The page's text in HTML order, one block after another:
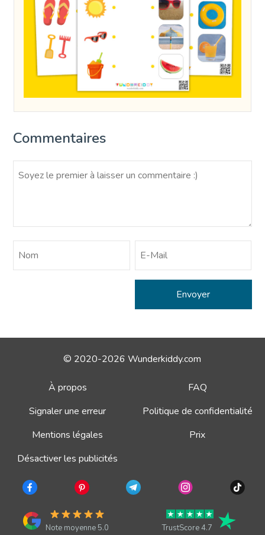
Commentaires
© 2020-2026 Wunderkiddy.com
À propos
FAQ
Signaler une erreur
Politique de confidentialité
Mentions légales
Prix
Désactiver les publicités
Note moyenne 5.0 TrustScore 4.7